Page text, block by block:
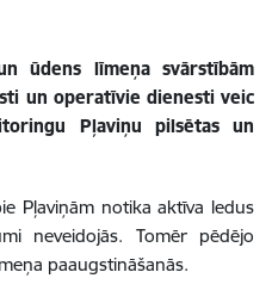
ūdens līmeņa svārstībām
un operatīvie dienesti veic
Pļaviņu pilsētas un
Pļaviņām notika aktīva ledus
neveidojās. Tomēr pēdējo
paaugstināšanās.